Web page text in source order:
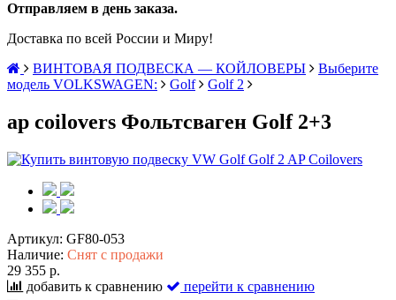
Отправляем в день заказа.
Доставка по всей России и Миру!
ВИНТОВАЯ ПОДВЕСКА — КОЙЛОВЕРЫ
Выберите
модель VOLKSWAGEN:
Golf Golf 2
ap coilovers Фольтсваген Golf 2+3
Артикул: GF80-053
Наличие: Снят с продажи
29 355 р.
добавить к сравнению
перейти к сравнению